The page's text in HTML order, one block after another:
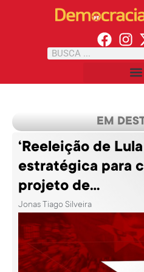
EM
‘Reeleição de
estratégica para
projeto de...
Jonas Tiago Silveira